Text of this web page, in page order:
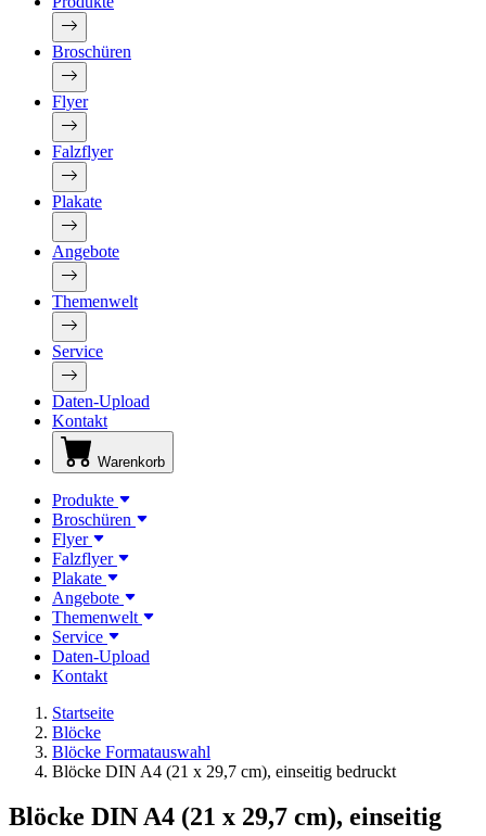
Broschüren
Flyer
Falzflyer
Plakate
Angebote
Themenwelt
Service
Daten-Upload
Kontakt
Warenkorb
Produkte
Broschüren
Flyer
Falzflyer
Plakate
Angebote
Themenwelt
Service
Daten-Upload
Kontakt
Startseite
Blöcke
Blöcke Formatauswahl
Blöcke DIN A4 (21 x 29,7 cm), einseitig bedruckt
Blöcke DIN A4 (21 x 29,7 cm), einseitig